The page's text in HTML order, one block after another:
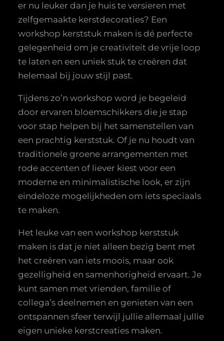
er nu leuker dan je huis te versieren met
zelfgemaakte kerstdecoraties? Een
workshop kerststuk maken is dé perfecte
gelegenheid om je creativiteit de vrije loop
te laten en een uniek stuk te creëren dat
helemaal bij jouw stijl past.
Tijdens zo’n workshop word je begeleid
door ervaren bloemschikkers die je stap
voor stap helpen bij het samenstellen van
een prachtig kerststuk. Of je nu houdt van
traditionele groene arrangementen met
rode accenten of liever kiest voor een
moderne en minimalistische look, er zijn
eindeloze mogelijkheden om iets speciaals
te maken.
Het leuke van een workshop kerststuk
maken is dat je niet alleen bezig bent met
het creëren van iets moois, maar ook
gezelligheid en samenhorigheid ervaart. Je
kunt samen met vrienden, familie of
collega’s deelnemen en genieten van een
ontspannen sfeer terwijl jullie allemaal jullie
eigen unieke kerstcreaties maken.